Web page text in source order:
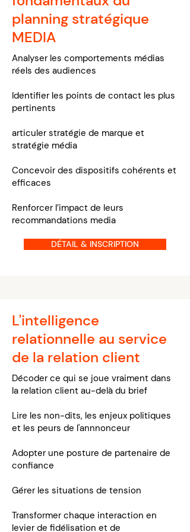
planning stratégique
MEDIA
Analyser les comportements médias
réels des audiences
Identifier les points de contact les plus
pertinents
articuler stratégie de marque et
stratégie média
Concevoir des dispositifs cohérents et
efficaces
Renforcer l’impact de leurs
recommandations media
DÉTAIL & INSCRIPTION
L'intelligence
relationnelle au service
de la relation client
Décoder ce qui se joue vraiment dans
la relation client au-delà du brief
Lire les non-dits, les enjeux politiques
et les peurs de l'annnonceur
Adopter une posture de partenaire de
confiance
Gérer les situations de tension
Transformer chaque interaction en
levier de fidélisation et de